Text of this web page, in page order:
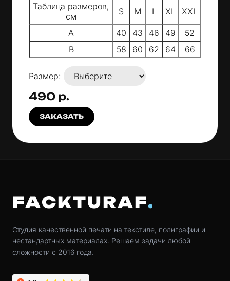
Таблица размеров,
см
S M L XL XXL
A 40 43 46 49
52
B
58 60 62 64 66
Размер:
490 р.
ЗАКАЗАТЬ
FACKTURAF
Студия качественной печати на текстиле, полиграфии и
нестандартных материалах. Решаем задачи любой
сложности с 2016 года.